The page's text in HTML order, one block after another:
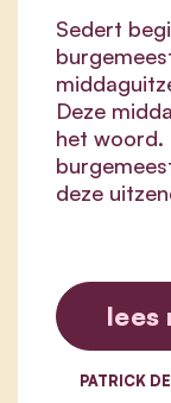
Sedert
Deze
het woord.
deze
lees
PATRICK